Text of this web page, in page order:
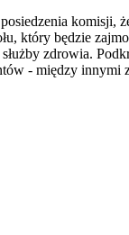
komisji,
który będzie
zdrowia.
- między innymi
- otwiera